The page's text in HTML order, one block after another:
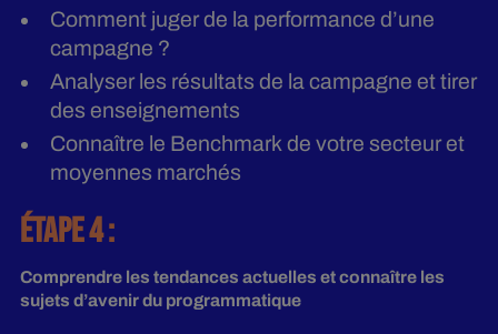
Comment juger de la performance d’une
campagne ?
Analyser les résultats de la campagne et tirer
des enseignements
Connaître le Benchmark de votre secteur et
moyennes marchés
ÉTAPE 4 :
Comprendre les tendances actuelles et connaître les
sujets d’avenir du programmatique